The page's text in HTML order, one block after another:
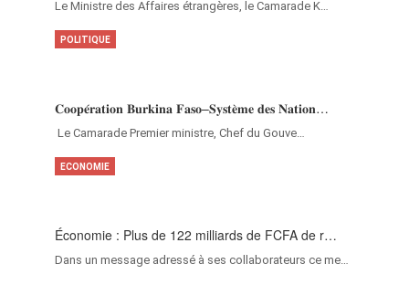
Le Ministre des Affaires étrangères, le Camarade K…
𝐂𝐨𝐨𝐩𝐞́𝐫𝐚𝐭𝐢𝐨𝐧 𝐁𝐮𝐫𝐤𝐢𝐧𝐚 𝐅𝐚𝐬𝐨–𝐒𝐲𝐬𝐭𝐞̀𝐦𝐞 𝐝𝐞𝐬 𝐍𝐚𝐭𝐢𝐨𝐧…
‎Le Camarade Premier ministre, Chef du Gouve…
POLITIQUE
Économie : Plus de 122 milliards de FCFA de r…
Dans un message adressé à ses collaborateurs ce me…
ECONOMIE